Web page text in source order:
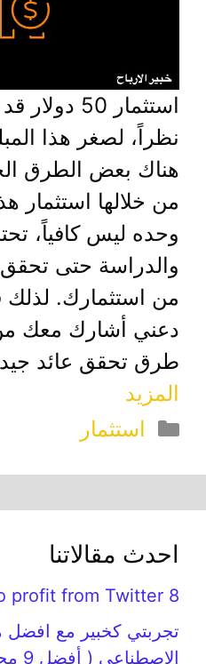
استثمار 50
نظراً، لصغر هذا
هناك بعض الطرق
من خلالها استثمار
وحده ليس كافياً،
والدراسة حتى
من استثمارك. لذلك
طرق تحقق عائد
المزيد
التصنيفات
استثمار
احدث مقالاتنا
8 real ways to profit from Twitter
تجربتي كخبير مع افضل
الاصطناعي ( أفضل 9 مجانًا )